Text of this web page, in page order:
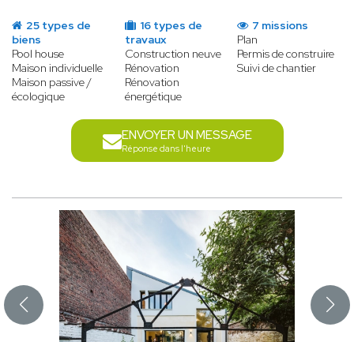
25 types de
biens
Pool house
Maison individuelle
Maison passive /
écologique
16 types de
travaux
Construction neuve
Rénovation
Rénovation
énergétique
7 missions
Plan
Permis de construire
Suivi de chantier
ENVOYER UN MESSAGE
Réponse dans l'heure